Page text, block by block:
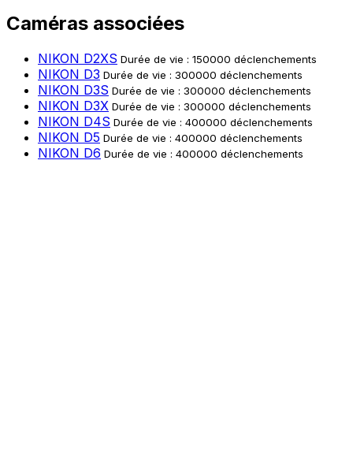
Caméras associées
NIKON D2XS Durée de vie : 150000 déclenchements
NIKON D3 Durée de vie : 300000 déclenchements
NIKON D3S Durée de vie : 300000 déclenchements
NIKON D3X Durée de vie : 300000 déclenchements
NIKON D4S Durée de vie : 400000 déclenchements
NIKON D5 Durée de vie : 400000 déclenchements
NIKON D6 Durée de vie : 400000 déclenchements